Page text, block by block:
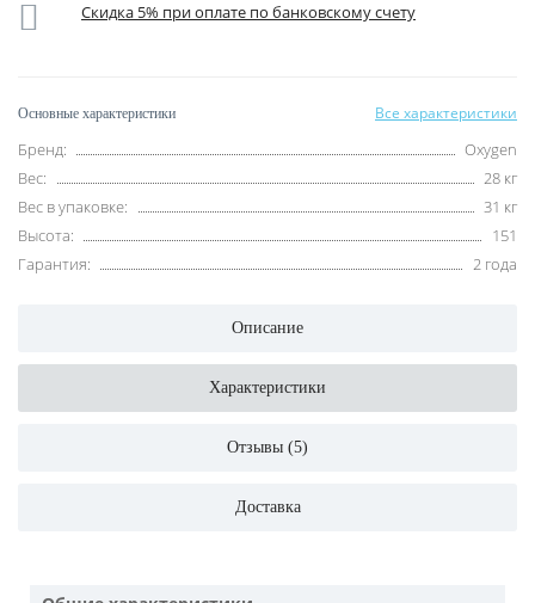
Скидка 5% при оплате по банковскому счету
Основные характеристики Все характеристики
Бренд:
Oxygen
Вес:
28 кг
Вес в упаковке:
31 кг
Высота:
151
Гарантия:
2 года
Описание
Характеристики
Отзывы (5)
Доставка